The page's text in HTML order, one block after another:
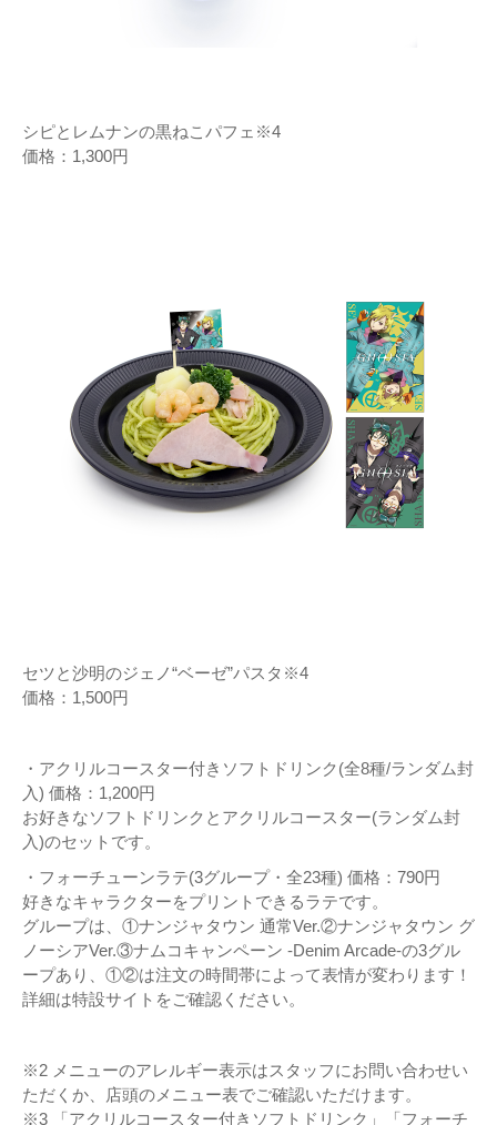
シピとレムナンの黒ねこパフェ※4
価格：1,300円
セツと沙明のジェノ“ベーゼ”パスタ※4
価格：1,500円
・アクリルコースター付きソフトドリンク(全8種/ランダム封
入) 価格：1,200円
お好きなソフトドリンクとアクリルコースター(ランダム封
入)のセットです。
・フォーチューンラテ(3グループ・全23種) 価格：790円
好きなキャラクターをプリントできるラテです。
グループは、①ナンジャタウン 通常Ver.②ナンジャタウン グ
ノーシアVer.③ナムコキャンペーン -Denim Arcade-の3グル
ープあり、①②は注文の時間帯によって表情が変わります！
詳細は特設サイトをご確認ください。
※2 メニューのアレルギー表示はスタッフにお問い合わせい
ただくか、店頭のメニュー表でご確認いただけます。
※3 「アクリルコースター付きソフトドリンク」「フォーチ